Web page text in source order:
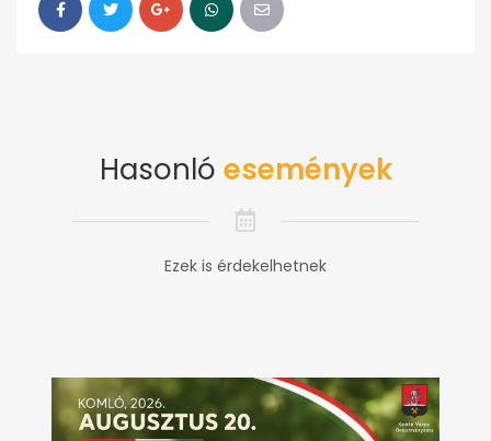
Hasonló események
Ezek is érdekelhetnek